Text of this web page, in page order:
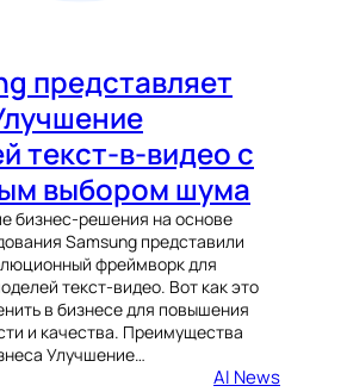
представляет
текст-в-видео с
выбором шума
бизнес-решения на основе
Samsung представили
фреймворк для
текст-видео. Вот как это
в бизнесе для повышения
и качества. Преимущества
Улучшение…
AI News